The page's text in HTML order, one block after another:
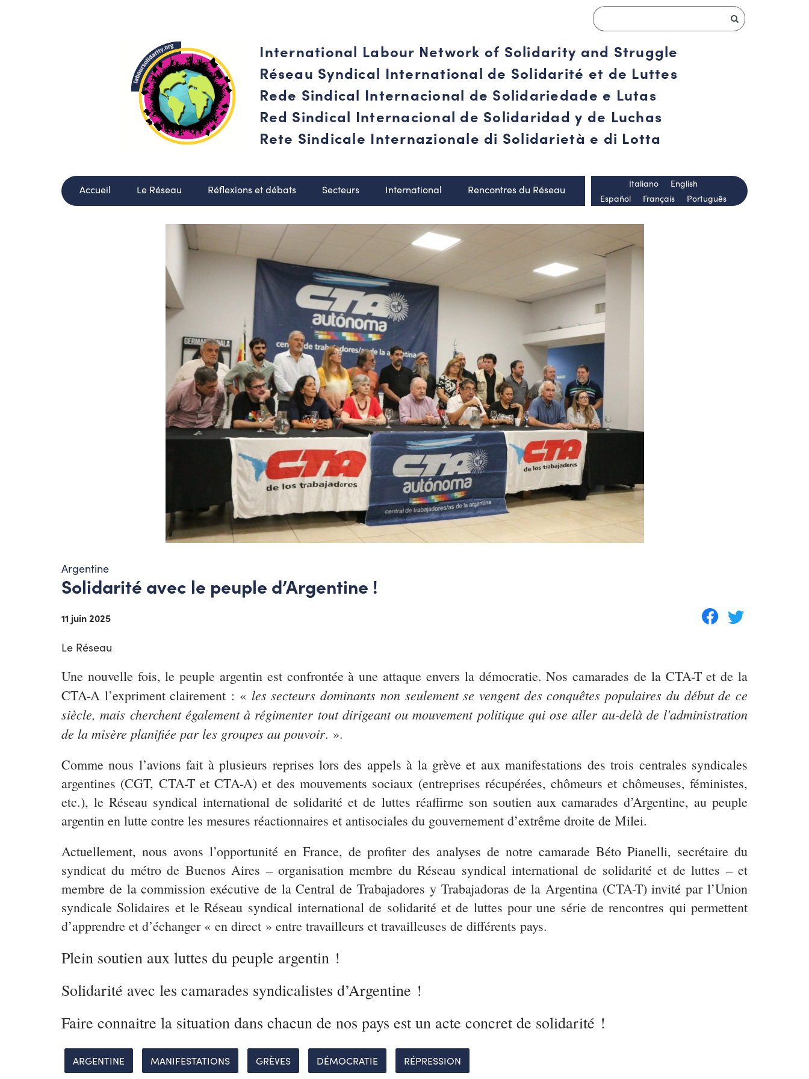
International Labour Network of Solidarity and Struggle
Réseau Syndical International de Solidarité et de Luttes
Rede Sindical Internacional de Solidariedade e Lutas
Red Sindical Internacional de Solidaridad y de Luchas
Rete Sindicale Internazionale di Solidarietà e di Lotta
Accueil Le Réseau Réflexions et débats Secteurs International Rencontres du Réseau
Español Français Português
Italiano English
Argentine
Solidarité avec le peuple d’Argentine !
11 juin 2025
Le Réseau
Une nouvelle fois, le peuple argentin est confrontée à une attaque envers la démocratie. Nos camarades de la CTA-T et de la
CTA-A l’expriment clairement : «les secteurs dominants non seulement se vengent des conquêtes populaires du début de ce
siècle, mais cherchent également à régimenter tout dirigeant ou mouvement politique qui ose aller au-delà de l'administration
de la misère planifiée par les groupes au pouvoir. ».
Comme nous l’avions fait à plusieurs reprises lors des appels à la grève et aux manifestations des trois centrales syndicales
argentines (CGT, CTA-T et CTA-A) et des mouvements sociaux (entreprises récupérées, chômeurs et chômeuses, féministes,
etc.), le Réseau syndical international de solidarité et de luttes réaffirme son soutien aux camarades d’Argentine, au peuple
argentin en lutte contre les mesures réactionnaires et antisociales du gouvernement d’extrême droite de Milei.
Actuellement, nous avons l’opportunité en France, de profiter des analyses de notre camarade Béto Pianelli, secrétaire du
syndicat du métro de Buenos Aires – organisation membre du Réseau syndical international de solidarité et de luttes – et
membre de la commission exécutive de la Central de Trabajadores y Trabajadoras de la Argentina (CTA-T) invité par l’Union
syndicale Solidaires et le Réseau syndical international de solidarité et de luttes pour une série de rencontres qui permettent
d’apprendre et d’échanger « en direct » entre travailleurs et travailleuses de différents pays.
Plein soutien aux luttes du peuple argentin !
Solidarité avec les camarades syndicalistes d’Argentine !
Faire connaitre la situation dans chacun de nos pays est un acte concret de solidarité !
ARGENTINE MANIFESTATIONS GRÈVES DÉMOCRATIE RÉPRESSION